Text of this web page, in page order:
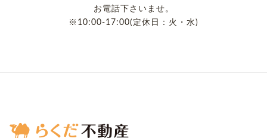
お電話下さいませ。
※10:00-17:00(定休日：火・水)